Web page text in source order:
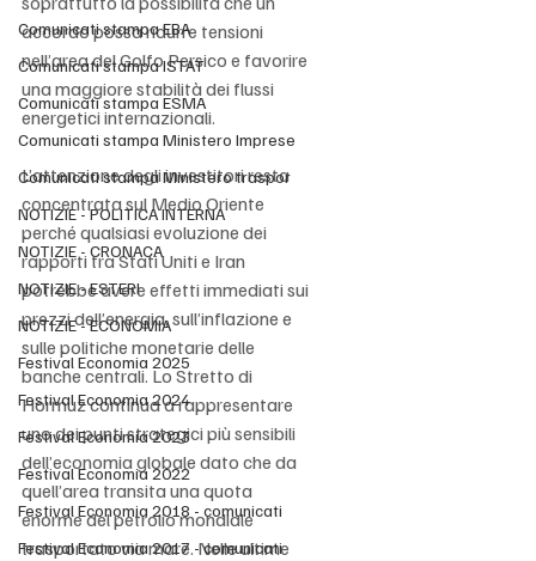
Comunicati stampa EBA
Comunicati stampa ISTAT
Comunicati stampa ESMA
Comunicati stampa Ministero Imprese
Comunicati stampa Ministero traspor
NOTIZIE - POLITICA INTERNA
NOTIZIE - CRONACA
NOTIZIE - ESTERI
NOTIZIE - ECONOMIA
Festival Economia 2025
Festival Economia 2024
Festival Economia 2023
Festival Economia 2022
Festival Economia 2018 - comunicati
Festival Economia 2017 - comunicati
accordo possa ridurre tensioni
nell’area del Golfo Persico e favorire
una maggiore stabilità dei flussi
energetici internazionali.
L’attenzione degli investitori resta
concentrata sul Medio Oriente
perché qualsiasi evoluzione dei
rapporti tra Stati Uniti e Iran
potrebbe avere effetti immediati sui
prezzi dell’energia, sull’inflazione e
sulle politiche monetarie delle
banche centrali. Lo Stretto di
Hormuz continua a rappresentare
uno dei punti strategici più sensibili
dell’economia globale dato che da
quell’area transita una quota
enorme del petrolio mondiale
trasportato via mare. Nelle ultime